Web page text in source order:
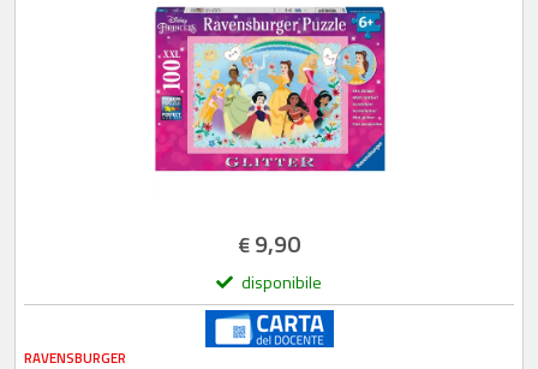
€9,90
disponibile
RAVENSBURGER